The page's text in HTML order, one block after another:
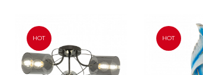
HOT HOT